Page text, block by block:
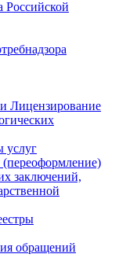
Российской
и Лицензирование
услуг
заключений,
обращений